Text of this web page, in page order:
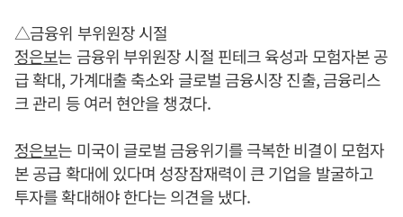
△금융위 부위원장 시절
정은보는 금융위 부위원장 시절 핀테크 육성과 모험자본 공
급 확대, 가계대출 축소와 글로벌 금융시장 진출, 금융리스
크 관리 등 여러 현안을 챙겼다.
정은보는 미국이 글로벌 금융위기를 극복한 비결이 모험자
본 공급 확대에 있다며 성장잠재력이 큰 기업을 발굴하고
투자를 확대해야 한다는 의견을 냈다.